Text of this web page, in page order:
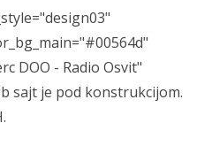
DOO - Radio Osvit"
sajt je pod konstrukcijom.